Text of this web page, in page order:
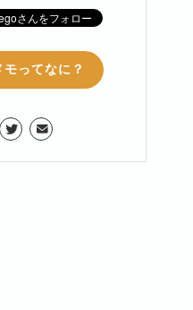
ってなに？